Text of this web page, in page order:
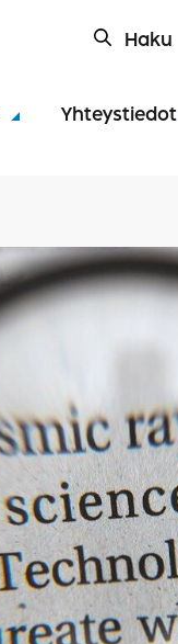
Haku
Yhteystiedot